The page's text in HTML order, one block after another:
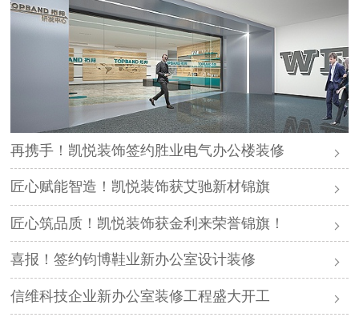
再携手！凯悦装饰签约胜业电气办公楼装修
匠心赋能智造！凯悦装饰获艾驰新材锦旗
匠心筑品质！凯悦装饰获金利来荣誉锦旗！
喜报！签约钧博鞋业新办公室设计装修
信维科技企业新办公室装修工程盛大开工